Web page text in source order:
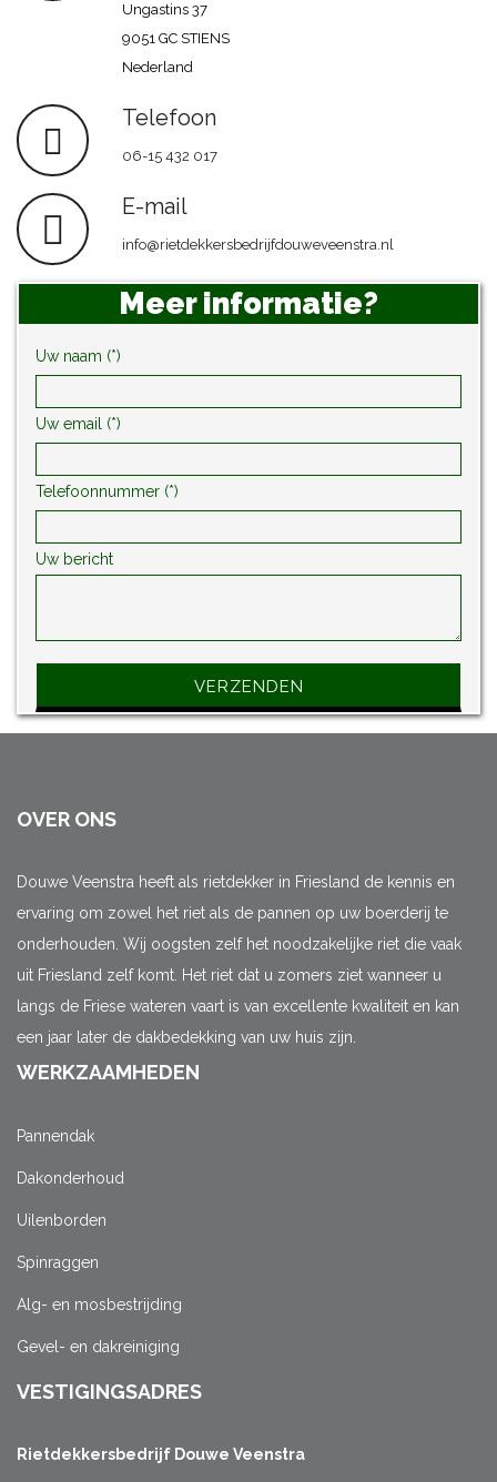
Ungastins 37
9051 GC STIENS
Nederland
Telefoon
06-15 432 017
E-mail
info@rietdekkersbedrijfdouweveenstra.nl
Meer informatie?
Uw naam (*)
Uw email (*)
Telefoonnummer (*)
Uw bericht
Gelieve dit veld leeg te laten.
OVER ONS
Douwe Veenstra heeft als rietdekker in Friesland de kennis en
ervaring om zowel het riet als de pannen op uw boerderij te
onderhouden. Wij oogsten zelf het noodzakelijke riet die vaak
uit Friesland zelf komt. Het riet dat u zomers ziet wanneer u
langs de Friese wateren vaart is van excellente kwaliteit en kan
een jaar later de dakbedekking van uw huis zijn.
WERKZAAMHEDEN
Pannendak
Dakonderhoud
Uilenborden
Spinraggen
Alg- en mosbestrijding
Gevel- en dakreiniging
VESTIGINGSADRES
Rietdekkersbedrijf Douwe Veenstra